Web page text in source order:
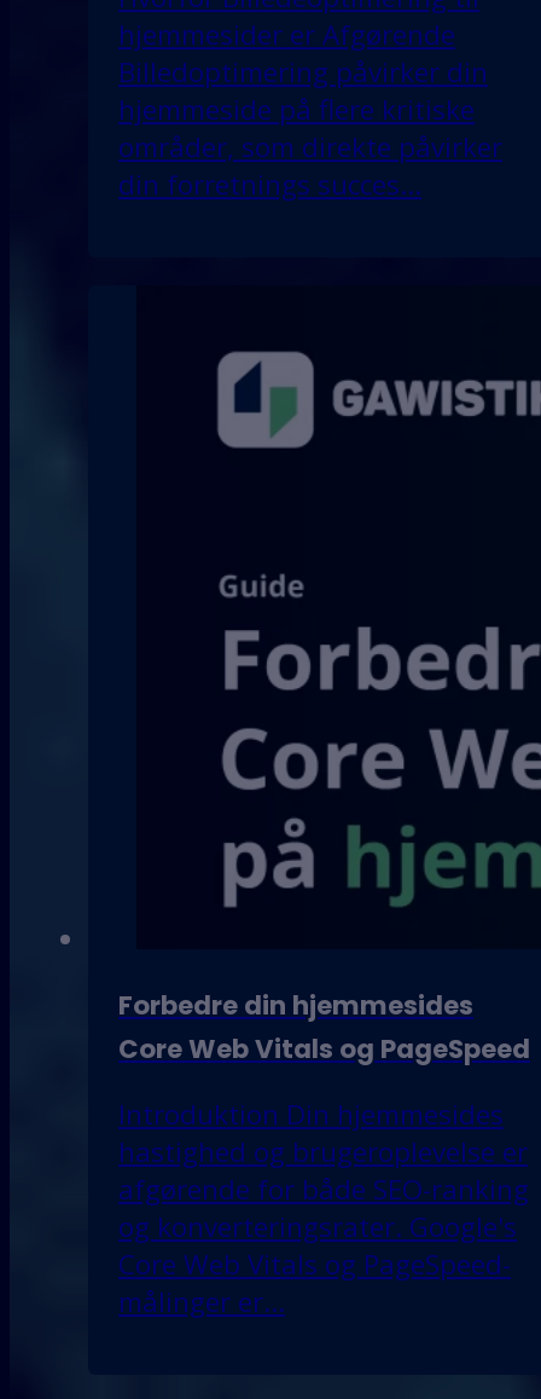
hjemmesider er Afgørende
Billedoptimering påvirker din
hjemmeside på flere kritiske
områder, som direkte påvirker
din forretnings succes…
Forbedre din hjemmesides
Core Web Vitals og PageSpeed
Introduktion Din hjemmesides
hastighed og brugeroplevelse er
afgørende for både SEO-ranking
og konverteringsrater. Google's
Core Web Vitals og PageSpeed-
målinger er…